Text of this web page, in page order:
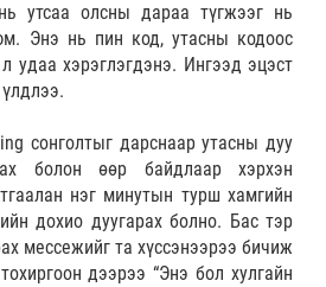
утсаа олсны дараа түгжээг нь
Энэ нь пин код, утасны кодоос
удаа хэрэглэгдэнэ. Ингээд эцэст
сонголтыг дарснаар утасны дуу
болон өөр байдлаар хэрхэн
нэг минутын турш хамгийн
дохио дуугарах болно. Бас тэр
мессежийг та хүссэнээрээ бичиж
дээрээ “Энэ бол хулгайн